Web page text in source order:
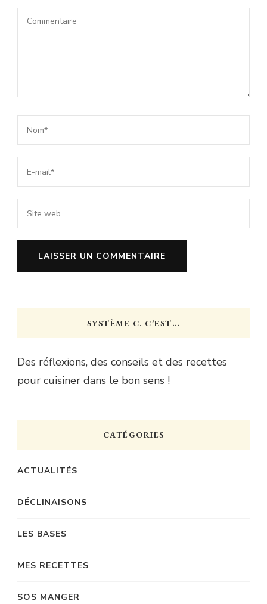
SYSTÈME C, C’EST…
Des réflexions, des conseils et des recettes
pour cuisiner dans le bon sens !
CATÉGORIES
ACTUALITÉS
DÉCLINAISONS
LES BASES
MES RECETTES
SOS MANGER